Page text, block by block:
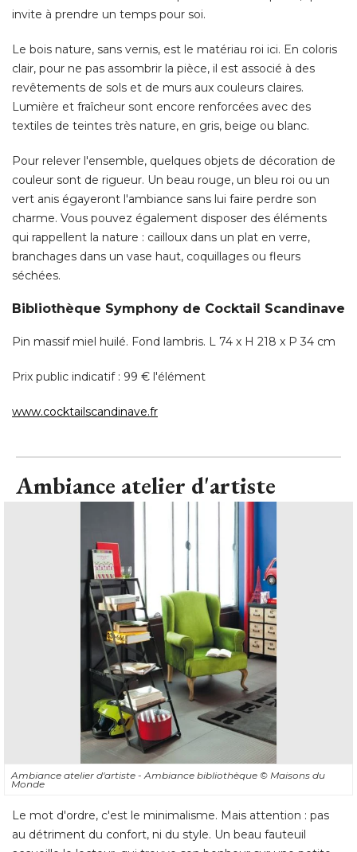
revêtements de sols et de murs aux couleurs claires.
textiles de teintes très nature, en gris, beige ou blanc.
Pour relever l'ensemble, quelques objets de décoration de
couleur sont de rigueur. Un beau rouge, un bleu roi ou un
vert anis égayeront l'ambiance sans lui faire perdre son
qui rappellent la nature : cailloux dans un plat en verre,
branchages dans un vase haut, coquillages ou fleurs
séchées.
Bibliothèque Symphony de Cocktail Scandinave
Pin massif miel huilé. Fond lambris. L 74 x H 218 x P 34 cm
Prix public indicatif : 99 € l'élément
www.cocktailscandinave.fr
Ambiance atelier d'artiste
Ambiance atelier d'artiste - Ambiance bibliothèque© Maisons du
Le mot d'ordre, c'est le minimalisme. Mais attention : pas
au détriment du confort, ni du style. Un beau fauteuil
accueille le lecteur, qui trouve son bonheur sur une petite
Lorsque l'on ne dispose que d'un espace réellement réduit